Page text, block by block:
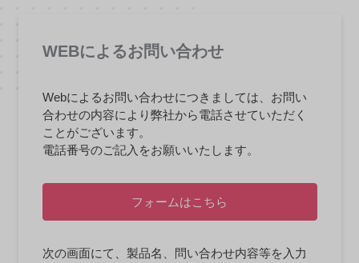
WEBによるお問い合わせ
Webによるお問い合わせにつきましては、お問い
合わせの内容により弊社から電話させていただく
ことがございます。
電話番号のご記入をお願いいたします。
フォームはこちら
次の画面にて、製品名、問い合わせ内容等を入力